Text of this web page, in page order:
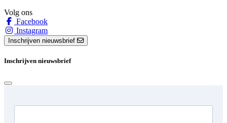
Volg ons
Facebook
Instagram
Inschrijven nieuwsbrief
Inschrijven nieuwsbrief